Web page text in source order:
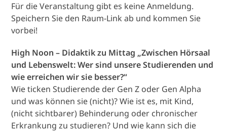
Für die Veranstaltung gibt es keine Anmeldung.
Speichern Sie den Raum-Link ab und kommen Sie
vorbei!
High Noon – Didaktik zu Mittag „Zwischen Hörsaal
und Lebenswelt: Wer sind unsere Studierenden und
wie erreichen wir sie besser?“
Wie ticken Studierende der Gen Z oder Gen Alpha
und was können sie (nicht)? Wie ist es, mit Kind,
(nicht sichtbarer) Behinderung oder chronischer
Erkrankung zu studieren? Und wie kann sich die